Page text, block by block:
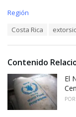
C
o
r
i
s
Región
:
Costa Rica
Contenido
El
POR